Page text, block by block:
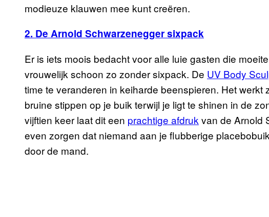
modieuze klauwen mee kunt creëren.
2. De Arnold Schwarzenegger sixpack
Er is iets moois bedacht voor alle luie gasten die
vrouwelijk schoon zo zonder sixpack. De UV Body
time te veranderen in keiharde beenspieren. Het
bruine stippen op je buik terwijl je ligt te shinen in de
vijftien keer laat dit een prachtige afdruk van de Arnold
even zorgen dat niemand aan je flubberige
door de mand.